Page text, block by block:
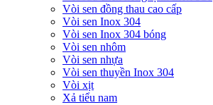
Vòi sen đồng thau cao cấp
Vòi sen Inox 304
Vòi sen Inox 304 bóng
Vòi sen nhôm
Vòi sen nhựa
Vòi sen thuyền Inox 304
Vòi xịt
Xả tiểu nam